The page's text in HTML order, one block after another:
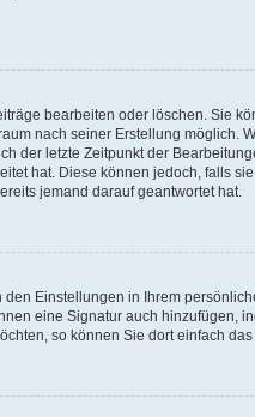
bearbeiten oder löschen. Sie
nach seiner Erstellung möglich.
der letzte Zeitpunkt der
hat. Diese können jedoch, falls
jemand darauf geantwortet hat.
Einstellungen in Ihrem
eine Signatur auch
so können Sie dort einfach